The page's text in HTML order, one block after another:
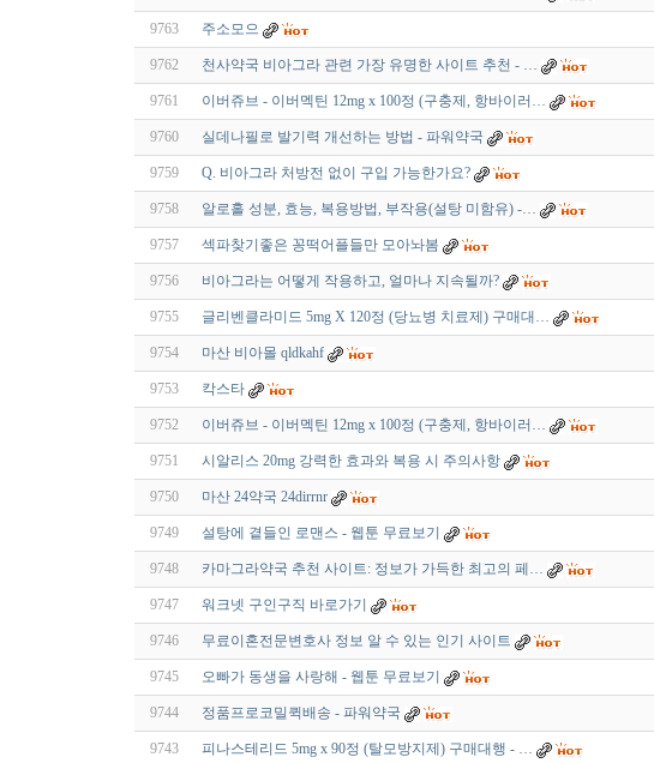
9763 주소모으
9762 천사약국 비아그라 관련 가장 유명한 사이트 추천 - …
9761 이버쥬브 - 이버멕틴 12mg x 100정 (구충제, 항바이러…
9760 실데나필로 발기력 개선하는 방법 - 파워약국
9759 Q. 비아그라 처방전 없이 구입 가능한가요?
9758 알로홀 성분, 효능, 복용방법, 부작용(설탕 미함유) -…
9757 섹파찾기좋은 꽁떡어플들만 모아놔봄
9756 비아그라는 어떻게 작용하고, 얼마나 지속될까?
9755 글리벤클라미드 5mg X 120정 (당뇨병 치료제) 구매대…
9754 마산 비아몰 qldkahf
9753 칵스타
9752 이버쥬브 - 이버멕틴 12mg x 100정 (구충제, 항바이러…
9751 시알리스 20mg 강력한 효과와 복용 시 주의사항
9750 마산 24약국 24dirrnr
9749 설탕에 곁들인 로맨스 - 웹툰 무료보기
9748 카마그라약국 추천 사이트: 정보가 가득한 최고의 페…
9747 워크넷 구인구직 바로가기
9746 무료이혼전문변호사 정보 알 수 있는 인기 사이트
9745 오빠가 동생을 사랑해 - 웹툰 무료보기
9744 정품프로코밀퀵배송 - 파워약국
9743 피나스테리드 5mg x 90정 (탈모방지제) 구매대행 - …